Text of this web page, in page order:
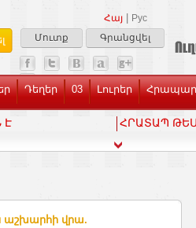
Հայ
Рус
Մուտք
Գրանցվել
Դեղեր 03 Լուրեր
Է ՀՐԱՏԱՊ
աշխարհի վրա.